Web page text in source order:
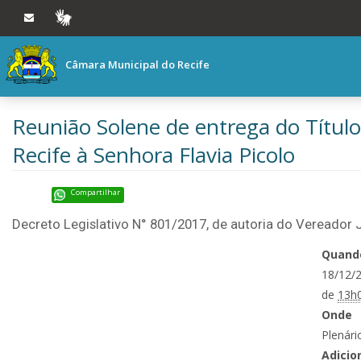
Ir ao conteúdo
Ir à navegação principal
VLIBRAS
Câmara Municipal do Recife
Reunião Solene de entrega do
Recife à Senhora Flavia Picolo
Compartilhar
Decreto Legislativo N° 801/2017, de autoria do Vereador
18/12/
de
Onde